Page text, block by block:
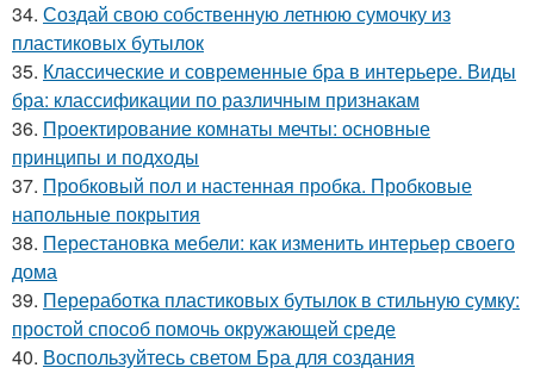
34. Создай свою собственную летнюю сумочку из
пластиковых бутылок
35. Классические и современные бра в интерьере. Виды
бра: классификации по различным признакам
36. Проектирование комнаты мечты: основные
принципы и подходы
37. Пробковый пол и настенная пробка. Пробковые
напольные покрытия
38. Перестановка мебели: как изменить интерьер своего
дома
39. Переработка пластиковых бутылок в стильную сумку:
простой способ помочь окружающей среде
40. Воспользуйтесь светом Бра для создания